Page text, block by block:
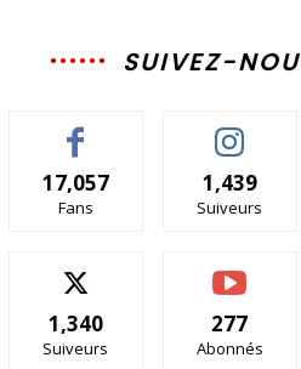
SUIVEZ-
17,057
Fans
1,439
Suiveurs
1,340
Suiveurs
277
Abonnés